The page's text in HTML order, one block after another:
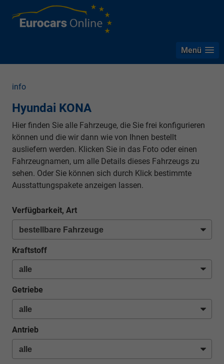
Menü
info
Hyundai KONA
Hier finden Sie alle Fahrzeuge, die Sie frei konfigurieren
können und die wir dann wie von Ihnen bestellt
ausliefern werden. Klicken Sie in das Foto oder einen
Fahrzeugnamen, um alle Details dieses Fahrzeugs zu
sehen. Oder Sie können sich durch Klick bestimmte
Ausstattungspakete anzeigen lassen.
Verfügbarkeit, Art
Kraftstoff
Getriebe
Antrieb